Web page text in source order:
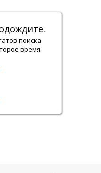
поиска
время.